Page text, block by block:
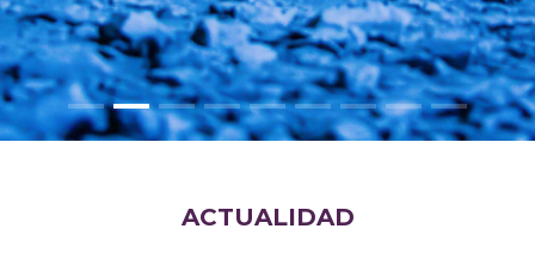
ACTUALIDAD